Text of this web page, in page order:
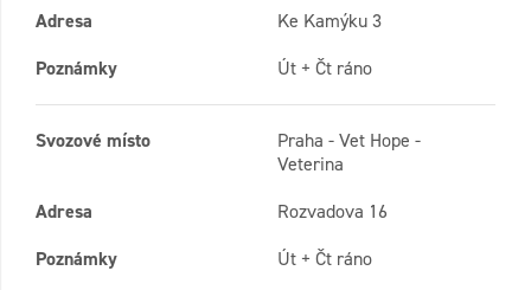
Adresa
Ke Kamýku 3
Poznámky
Út + Čt ráno
Svozové místo
Praha - Vet Hope -
Veterina
Adresa
Rozvadova 16
Poznámky
Út + Čt ráno